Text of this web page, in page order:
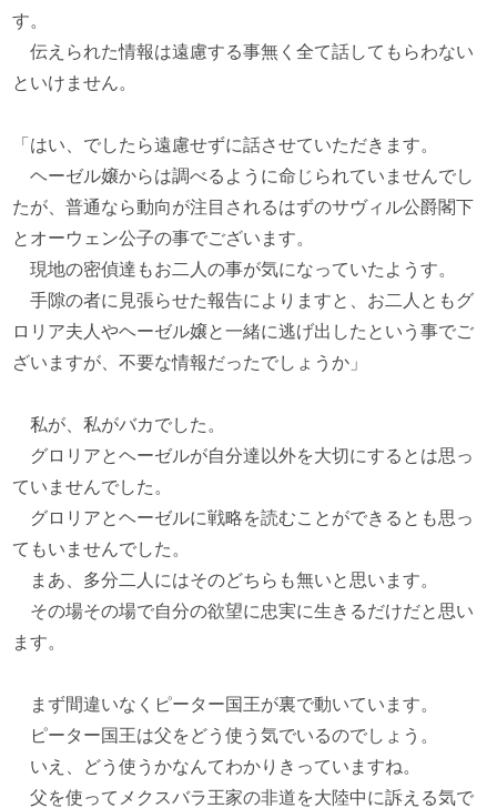
す。
伝えられた情報は遠慮する事無く全て話してもらわない
といけません。
「はい、でしたら遠慮せずに話させていただきます。
ヘーゼル嬢からは調べるように命じられていませんでし
たが、普通なら動向が注目されるはずのサヴィル公爵閣下
とオーウェン公子の事でございます。
現地の密偵達もお二人の事が気になっていたようす。
手隙の者に見張らせた報告によりますと、お二人ともグ
ロリア夫人やヘーゼル嬢と一緒に逃げ出したという事でご
ざいますが、不要な情報だったでしょうか」
私が、私がバカでした。
グロリアとヘーゼルが自分達以外を大切にするとは思っ
ていませんでした。
グロリアとヘーゼルに戦略を読むことができるとも思っ
てもいませんでした。
まあ、多分二人にはそのどちらも無いと思います。
その場その場で自分の欲望に忠実に生きるだけだと思い
ます。
まず間違いなくピーター国王が裏で動いています。
ピーター国王は父をどう使う気でいるのでしょう。
いえ、どう使うかなんてわかりきっていますね。
父を使ってメクスバラ王家の非道を大陸中に訴える気で